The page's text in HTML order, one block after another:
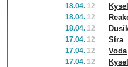
18.04. 12
18.04. 12
18.04. 12
17.04. 12 Síra
17.04. 12 Voda
17.04. 12